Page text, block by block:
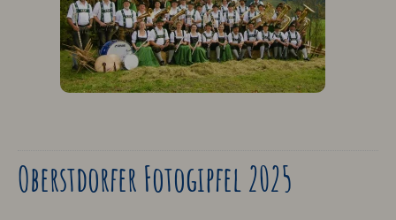
Oberstdorfer Fotogipfel 2025